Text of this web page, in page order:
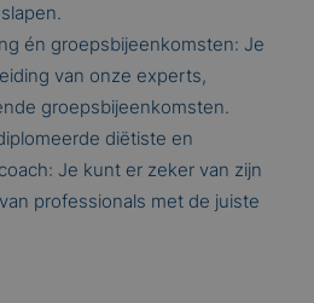
én groepsbijeenkomsten: Je
van onze experts,
groepsbijeenkomsten.
diëtiste en
Je kunt er zeker van zijn
professionals met de juiste